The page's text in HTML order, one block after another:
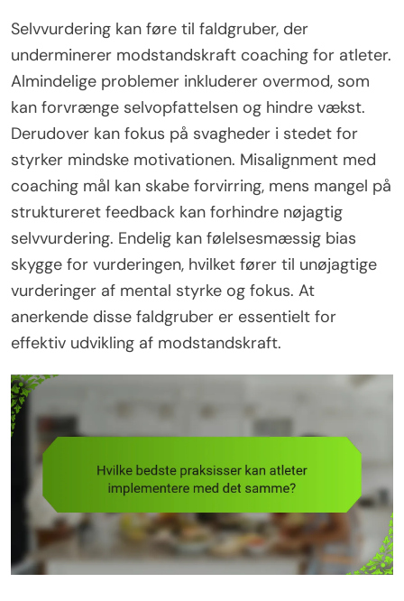
Selvvurdering kan føre til faldgruber, der
underminerer modstandskraft coaching for atleter.
Almindelige problemer inkluderer overmod, som
kan forvrænge selvopfattelsen og hindre vækst.
Derudover kan fokus på svagheder i stedet for
styrker mindske motivationen. Misalignment med
coaching mål kan skabe forvirring, mens mangel på
struktureret feedback kan forhindre nøjagtig
selvvurdering. Endelig kan følelsesmæssig bias
skygge for vurderingen, hvilket fører til unøjagtige
vurderinger af mental styrke og fokus. At
anerkende disse faldgruber er essentielt for
effektiv udvikling af modstandskraft.